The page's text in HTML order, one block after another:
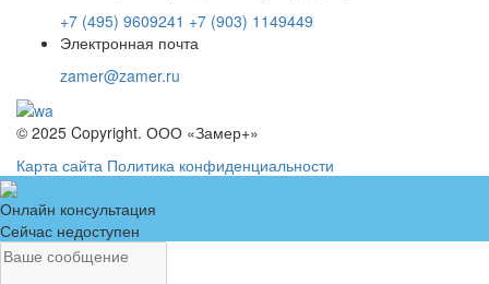
+7 (495) 9609241 +7 (903) 1149449
Электронная почта
zamer@zamer.ru
© 2025 Copyright. ООО «Замер+»
Карта сайта Политика конфиденциальности
Онлайн консультация
Сейчас недоступен